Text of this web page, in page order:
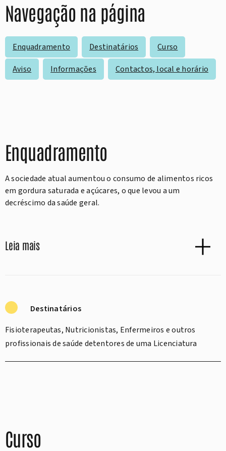
Navegação na página
Enquadramento Destinatários
Curso
Aviso
Informações Contactos, local e horário
Enquadramento
A sociedade atual aumentou o consumo de alimentos ricos
em gordura saturada e açúcares, o que levou a um
decréscimo da saúde geral.
Leia mais
Destinatários
Fisioterapeutas, Nutricionistas, Enfermeiros e outros
profissionais de saúde detentores de uma Licenciatura
Curso